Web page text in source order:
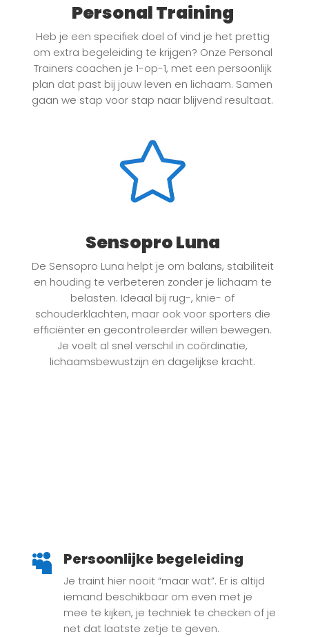
Personal Training
Heb je een specifiek doel of vind je het prettig
om extra begeleiding te krijgen? Onze Personal
Trainers coachen je 1-op-1, met een persoonlijk
plan dat past bij jouw leven en lichaam. Samen
gaan we stap voor stap naar blijvend resultaat.
Sensopro Luna
De Sensopro Luna helpt je om balans, stabiliteit
en houding te verbeteren zonder je lichaam te
belasten. Ideaal bij rug-, knie- of
schouderklachten, maar ook voor sporters die
efficiënter en gecontroleerder willen bewegen.
Je voelt al snel verschil in coördinatie,
lichaamsbewustzijn en dagelijkse kracht.
 Persoonlijke begeleiding
Je traint hier nooit “maar wat”. Er is altijd
iemand beschikbaar om even met je
mee te kijken, je techniek te checken of je
net dat laatste zetje te geven.